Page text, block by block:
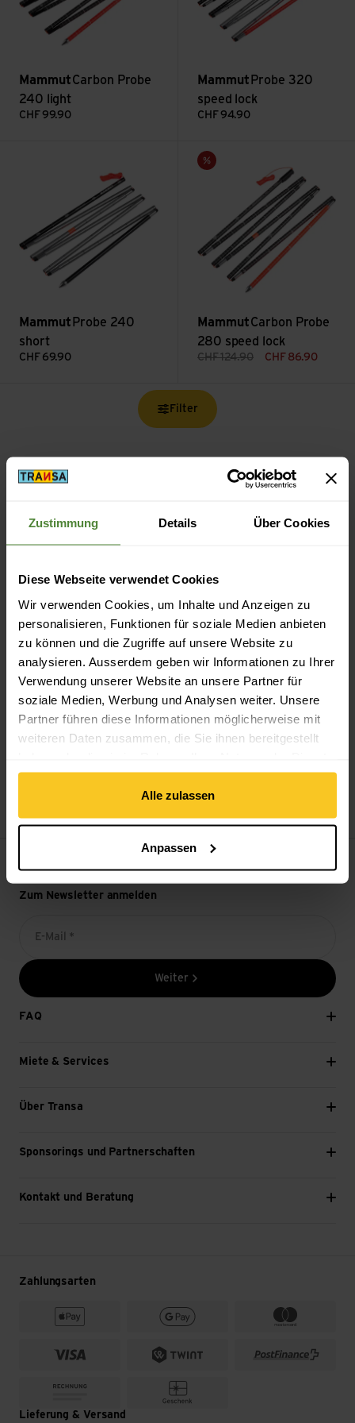
Zustimmung Details Über Cookies
Diese Webseite verwendet Cookies
Wir verwenden Cookies, um Inhalte und Anzeigen zu
personalisieren, Funktionen für soziale Medien anbieten
zu können und die Zugriffe auf unsere Website zu
analysieren. Ausserdem geben wir Informationen zu Ihrer
Verwendung unserer Website an unsere Partner für
soziale Medien, Werbung und Analysen weiter. Unsere
Partner führen diese Informationen möglicherweise mit
weiteren Daten zusammen, die Sie ihnen bereitgestellt
gesammelt haben.
Alle zulassen
Anpassen
MammutCarbon Probe
240 light
CHF 99.90
Mammut Probe 320
speed lock
CHF 94.90
Mammut Probe 240
short
CHF 69.90
Sale
MammutCarbon Probe
280 speed lock
CHF124.90 CHF 86.90
Carbon Probe 280 speed lock
Filter
Kostenloser Versand ab CHF 99
(Mit der
Sicheres Bezahlen mit Twint, Kreditkarte und mehr.
Zum Newsletter anmelden
E-Mail *
Weiter
FAQ
Miete & Services
Über Transa
Sponsorings und Partnerschaften
Kontakt und Beratung
Zahlungsarten
Lieferung & Versand